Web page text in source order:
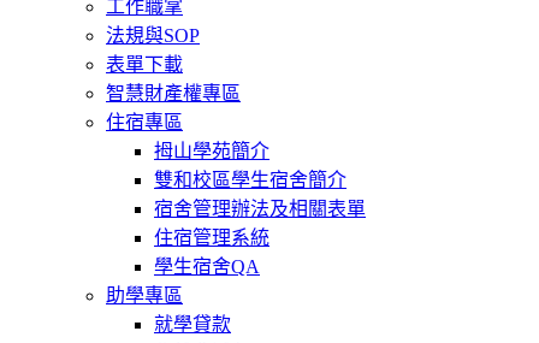
工作職掌
法規與SOP
表單下載
智慧財產權專區
住宿專區
拇山學苑簡介
雙和校區學生宿舍簡介
宿舍管理辦法及相關表單
住宿管理系統
學生宿舍QA
助學專區
就學貸款